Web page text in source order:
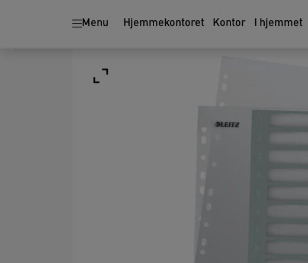
Menu Hjemmekontoret Kontor I hjemmet